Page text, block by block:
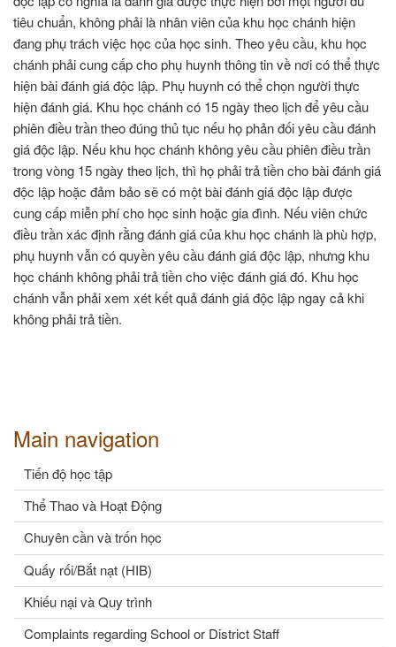
Main navigation
Tiến độ học tập
Thể Thao và Hoạt Động
Chuyên cần và trốn học
Quấy rối/Bắt nạt (HIB)
Khiếu nại và Quy trình
Complaints regarding School or District Staff
tiêu chuẩn, không phải là nhân viên của khu học chánh hiện
đang phụ trách việc học của học sinh. Theo yêu cầu, khu học
chánh phải cung cấp cho phụ huynh thông tin về nơi có thể thực
hiện bài đánh giá độc lập. Phụ huynh có thể chọn người thực
hiện đánh giá. Khu học chánh có 15 ngày theo lịch để yêu cầu
phiên điều trần theo đúng thủ tục nếu họ phản đối yêu cầu đánh
giá độc lập. Nếu khu học chánh không yêu cầu phiên điều trần
trong vòng 15 ngày theo lịch, thì họ phải trả tiền cho bài đánh giá
độc lập hoặc đảm bảo sẽ có một bài đánh giá độc lập được
cung cấp miễn phí cho học sinh hoặc gia đình. Nếu viên chức
điều trần xác định rằng đánh giá của khu học chánh là phù hợp,
phụ huynh vẫn có quyền yêu cầu đánh giá độc lập, nhưng khu
học chánh không phải trả tiền cho việc đánh giá đó. Khu học
chánh vẫn phải xem xét kết quả đánh giá độc lập ngay cả khi
không phải trả tiền.